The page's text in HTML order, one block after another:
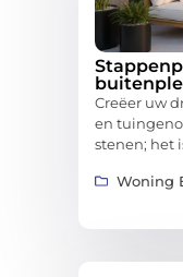
Creëer uw
en
stenen; het
Woning